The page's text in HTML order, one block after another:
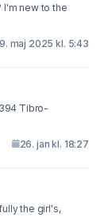
the
maj 2025 kl. 5:43
Tibro-
26. jan kl. 18:27
the girl's,